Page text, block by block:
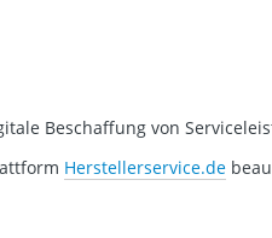
Beschaffung von
Herstellerservice.de